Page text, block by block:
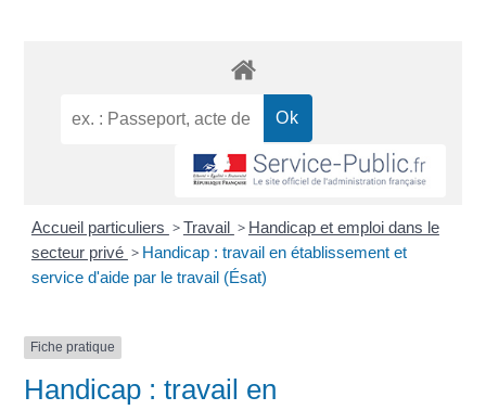
Accueil particuliers >Travail > Handicap et emploi dans le
secteur privé > Handicap : travail en établissement et
service d'aide par le travail (Ésat)
Fiche pratique
Handicap : travail en